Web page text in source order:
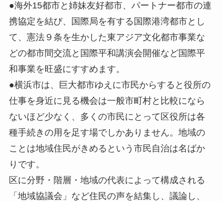
●海外15都市と姉妹友好都市、パートナー都市の連
携協定を結び、国際局を有する国際港湾都市とし
て、憲法９条を生かした東アジア文化都市事業な
どの都市間交流と国際平和講演会開催など国際平
和事業を旺盛にすすめます。
●横浜市は、巨大都市ゆえに市民からすると役所の
仕事を身近に見る機会は一般市町村と比較になら
ないほど少なく、多くの市民にとって区役所は各
種手続きの用を足す場でしかありません。地域の
ことは地域住民がきめるという市民自治は名ばか
りです。
区に分野・階層・地域の代表によって構成される
「地域協議会」など住民の声を結集し、議論し、